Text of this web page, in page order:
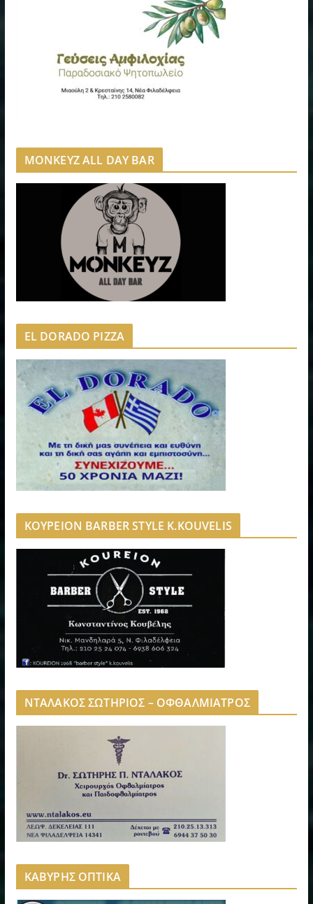
MONKEYZ ALL DAY BAR
EL DORADO PIZZA
ΚΟΥΡΕΙΟΝ BARBER STYLE K.KOUVELIS
ΝΤΑΛΑΚΟΣ ΣΩΤΗΡΙΟΣ – ΟΦΘΑΛΜΙΑΤΡΟΣ
ΚΑΒΥΡΗΣ ΟΠΤΙΚΑ